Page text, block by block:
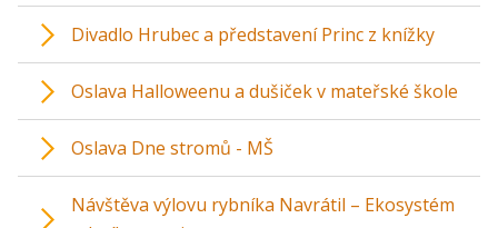
Divadlo Hrubec a představení Princ z knížky
Oslava Halloweenu a dušiček v mateřské škole
Oslava Dne stromů - MŠ
Návštěva výlovu rybníka Navrátil – Ekosystém